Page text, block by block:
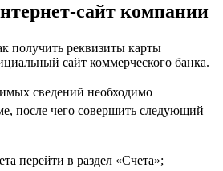
сайт компании
получить реквизиты карты
сайт коммерческого банка.
сведений необходимо
после чего совершить следующий
перейти в раздел «Счета»;